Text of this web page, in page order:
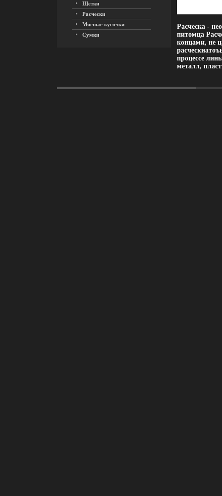
Щетки
Расчески
Мясные кусочки
Сумки
Расческа -
питомца
концами, не
процессе
металл,